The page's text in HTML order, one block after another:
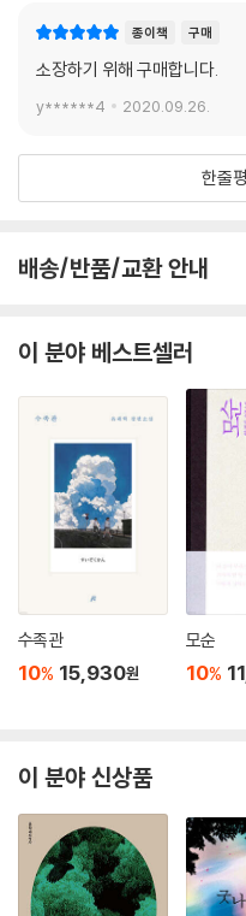
라도 날카로운 시각을 유지할 수
다는 것을 본인의 작품들로써 보
지만, 다양한 삶의 경험, 언어
박완서는 일제 강점기, 해방,
여정에서 경험한 한국 사회의 빠
영하고 문제의식을 환기시키는 것
종이책 구매
소장하기 위해 구매합니다.
y******4 2020.09.26.
한줄
배송/반품/교환 안내
이 분야 베스트셀러
수족관
10% 15,930원
모순
10%
이 분야 신상품